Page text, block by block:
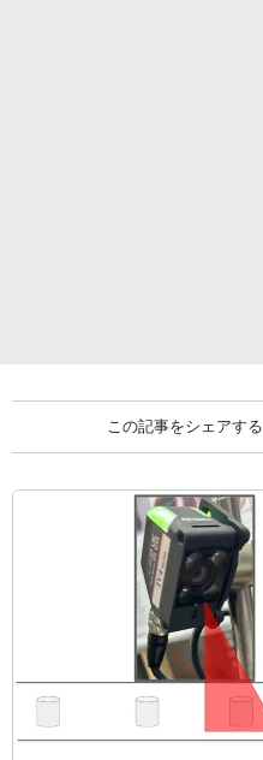
この記事をシェアする